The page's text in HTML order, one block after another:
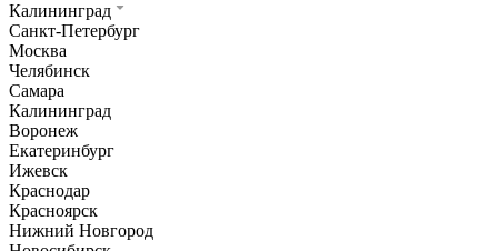
Калининград
Санкт-Петербург
Москва
Челябинск
Самара
Калининград
Воронеж
Екатеринбург
Ижевск
Краснодар
Красноярск
Нижний Новгород